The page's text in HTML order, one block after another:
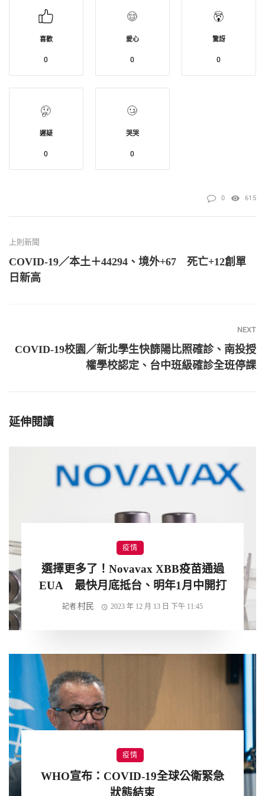
喜歡
0
愛心
0
驚訝
0
遲疑
0
哭哭
0
0 615
上則新聞
COVID-19／本土＋44294、境外+67 死亡+12創單
日新高
NEXT
COVID-19校園／新北學生快篩陽比照確診、南投授
權學校認定、台中班級確診全班停課
延伸閱讀
疫情
選擇更多了！Novavax XBB疫苗通過
EUA 最快月底抵台、明年1月中開打
記者村民 2023 年 12 月 13 日 下午 11:45
疫情
WHO宣布：COVID-19全球公衛緊急
狀態結束